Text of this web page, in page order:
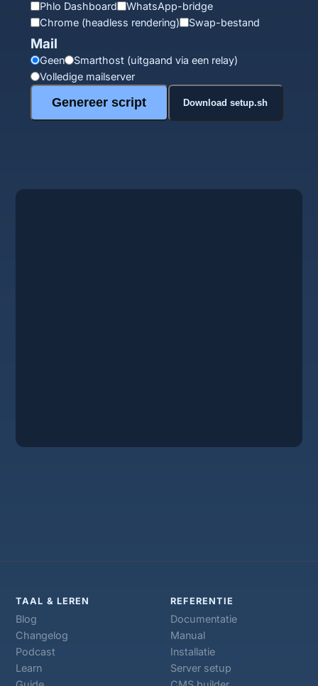
Phlo Dashboard
WhatsApp-bridge
Chrome (headless rendering)
Swap-bestand
Mail
Geen
Smarthost (uitgaand via een relay)
Volledige mailserver
Genereer script Download setup.sh
TAAL & LEREN
Blog
Changelog
Podcast
Learn
REFERENTIE
Documentatie
Manual
Installatie
Server setup